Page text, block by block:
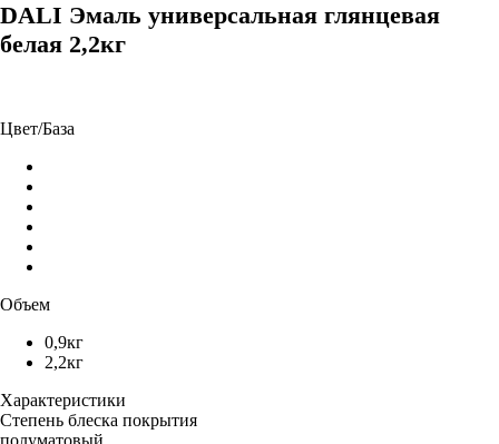
DALI Эмаль универсальная глянцевая
белая 2,2кг
Цвет/База
Объем
0,9кг
2,2кг
Характеристики
Степень блеска покрытия